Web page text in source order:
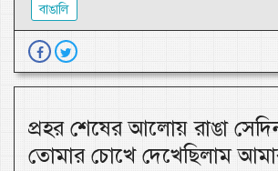
বাঙালি
প্রহর শেষের আলোয় রাঙা
তোমার চোখে দেখেছিলাম